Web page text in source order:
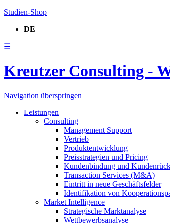
Studien-Shop
DE
☰
Kreutzer Consulting -
Navigation überspringen
Leistungen
Consulting
Management Support
Vertrieb
Produktentwicklung
Preisstrategien und Pricing
Kundenbindung und
Transaction Services (M&A)
Eintritt in neue Geschäftsfelder
Identifikation von
Market Intelligence
Strategische Marktanalyse
Wettbewerbsanalyse